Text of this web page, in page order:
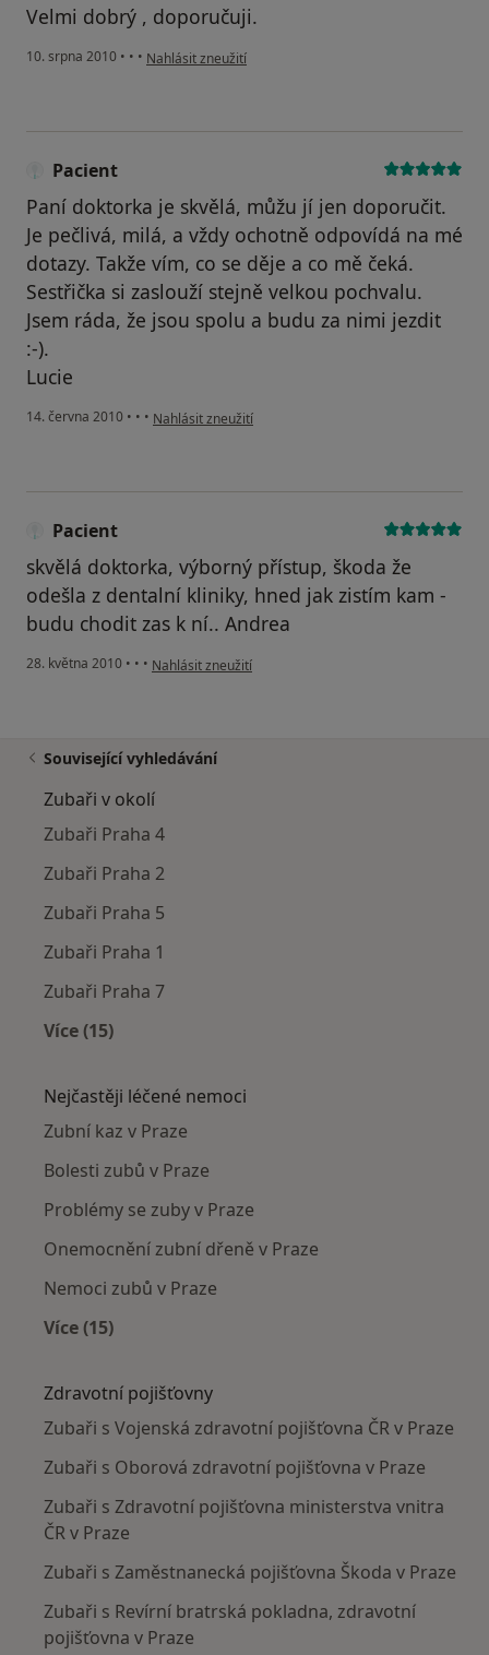
Velmi dobrý , doporučuji.
10. srpna 2010 • • • podle názoru uživatele Pacient
Nahlásit zneužití
Pacient
Paní doktorka je skvělá, můžu jí jen doporučit.
Je pečlivá, milá, a vždy ochotně odpovídá na mé
dotazy. Takže vím, co se děje a co mě čeká.
Sestřička si zaslouží stejně velkou pochvalu.
Jsem ráda, že jsou spolu a budu za nimi jezdit
:-).
Lucie
14. června 2010 • • • podle názoru uživatele Pacient
Nahlásit zneužití
Pacient
skvělá doktorka, výborný přístup, škoda že
odešla z dentalní kliniky, hned jak zistím kam -
budu chodit zas k ní.. Andrea
28. května 2010 • • • podle názoru uživatele Pacient
Nahlásit zneužití
Související vyhledávání
Zubaři v okolí
Zubaři Praha 4
Zubaři Praha 2
Zubaři Praha 5
Zubaři Praha 1
Zubaři Praha 7
Více (15)
Nejčastěji léčené nemoci
Zubní kaz v Praze
Bolesti zubů v Praze
Problémy se zuby v Praze
Onemocnění zubní dřeně v Praze
Nemoci zubů v Praze
Více (15)
Zdravotní pojišťovny
Zubaři s Vojenská zdravotní pojišťovna ČR v Praze
Zubaři s Oborová zdravotní pojišťovna v Praze
Zubaři s Zdravotní pojišťovna ministerstva vnitra
ČR v Praze
Zubaři s Zaměstnanecká pojišťovna Škoda v Praze
Zubaři s Revírní bratrská pokladna, zdravotní
pojišťovna v Praze